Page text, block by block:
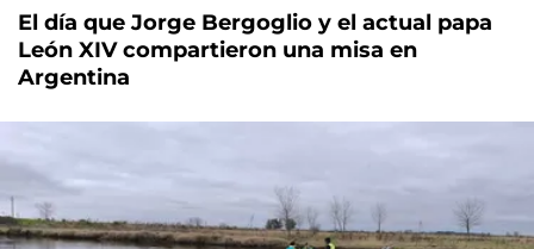
El día que Jorge Bergoglio y el actual papa
León XIV compartieron una misa en
Argentina